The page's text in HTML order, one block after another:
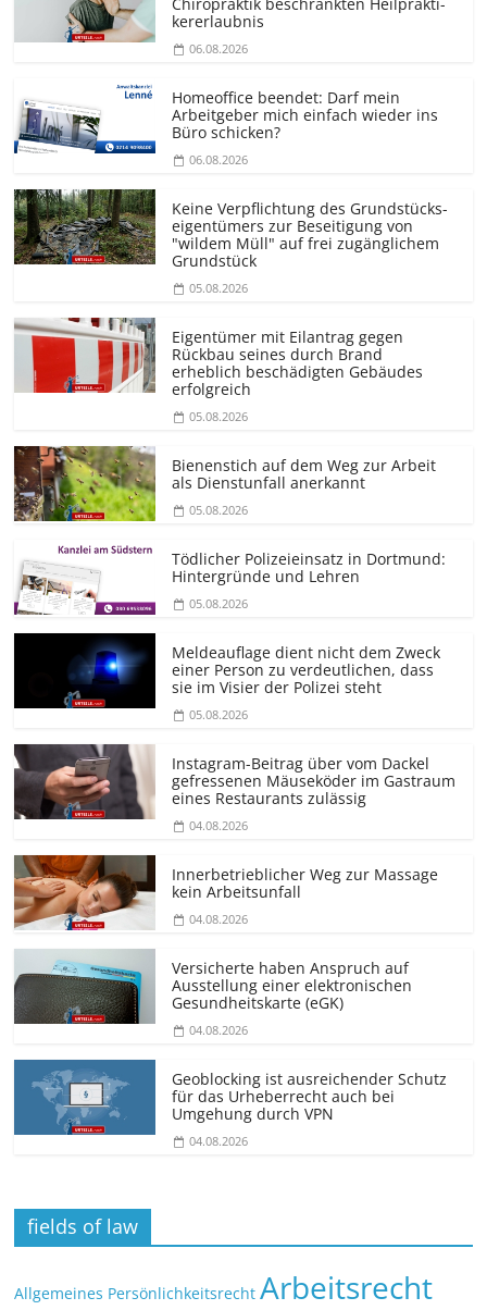
Chiropraktik beschränkten Heilprakti­
kererlaubnis
06.08.2026
Homeoffice beendet: Darf mein
Arbeitgeber mich einfach wieder ins
Büro schicken?
06.08.2026
Keine Verpflichtung des Grundstücks­
eigentümers zur Beseitigung von
"wildem Müll" auf frei zugänglichem
Grundstück
05.08.2026
Eigentümer mit Eilantrag gegen
Rückbau seines durch Brand
erheblich beschädigten Gebäudes
erfolgreich
05.08.2026
Bienenstich auf dem Weg zur Arbeit
als Dienstunfall anerkannt
05.08.2026
Tödlicher Polizeieinsatz in Dortmund:
Hintergründe und Lehren
05.08.2026
Meldeauflage dient nicht dem Zweck
einer Person zu verdeutlichen, dass
sie im Visier der Polizei steht
05.08.2026
Instagram-Beitrag über vom Dackel
gefressenen Mäuseköder im Gastraum
eines Restaurants zulässig
04.08.2026
Innerbetrieblicher Weg zur Massage
kein Arbeitsunfall
04.08.2026
Versicherte haben Anspruch auf
Ausstellung einer elektronischen
Gesundheitskarte (eGK)
04.08.2026
Geoblocking ist ausreichender Schutz
für das Urheberrecht auch bei
Umgehung durch VPN
04.08.2026
fields of law
Allgemeines Persönlichkeitsrecht Arbeitsrecht